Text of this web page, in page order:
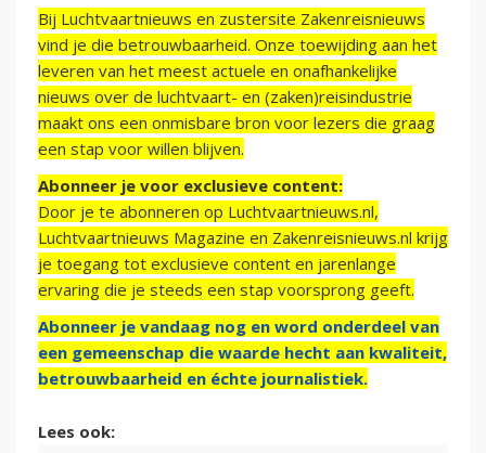
Bij Luchtvaartnieuws en zustersite Zakenreisnieuws
vind je die betrouwbaarheid. Onze toewijding aan het
leveren van het meest actuele en onafhankelijke
nieuws over de luchtvaart- en (zaken)reisindustrie
maakt ons een onmisbare bron voor lezers die graag
een stap voor willen blijven.
Abonneer je voor exclusieve content:
Door je te abonneren op Luchtvaartnieuws.nl,
Luchtvaartnieuws Magazine en Zakenreisnieuws.nl krijg
je toegang tot exclusieve content en jarenlange
ervaring die je steeds een stap voorsprong geeft.
Abonneer je vandaag nog en word onderdeel van
een gemeenschap die waarde hecht aan kwaliteit,
betrouwbaarheid en échte journalistiek.
Lees ook: